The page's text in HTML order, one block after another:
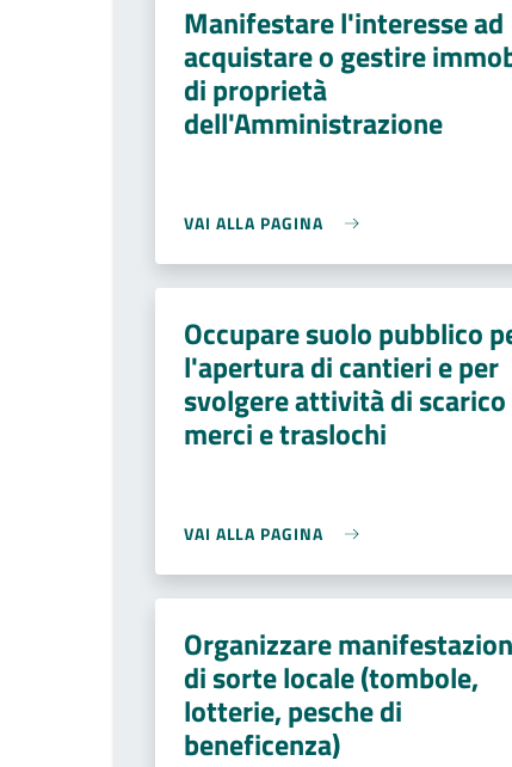
Manifestare l'interesse ad
acquistare o gestire
di proprietà
dell'Amministrazione
VAI ALLA PAGINA
Occupare suolo pubblico
l'apertura di cantieri e per
svolgere attività di scarico
merci e traslochi
VAI ALLA PAGINA
Organizzare
di sorte locale (tombole,
lotterie, pesche di
beneficenza)